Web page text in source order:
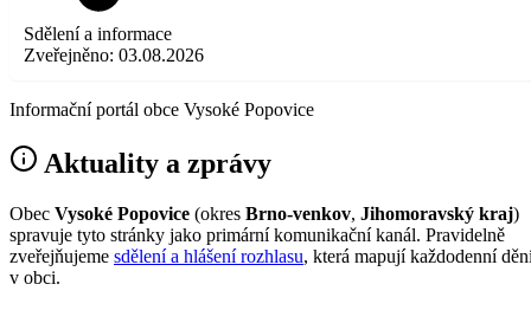
Sdělení a informace
Zveřejněno: 03.08.2026
Informační portál obce Vysoké Popovice
Aktuality a zprávy
Obec Vysoké Popovice (okres Brno-venkov, Jihomoravský kraj)
spravuje tyto stránky jako primární komunikační kanál. Pravidelně
zveřejňujeme sdělení a hlášení rozhlasu, která mapují každodenní
v obci.